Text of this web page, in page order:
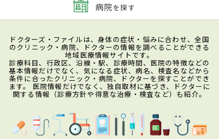
病院を探す
ドクターズ・ファイルは、身体の症状・悩みに合わせ、全国
のクリニック・病院、ドクターの情報を調べることができる
地域医療情報サイトです。
診療科目、行政区、沿線・駅、診療時間、医院の特徴などの
基本情報だけでなく、気になる症状、病名、検査名などから
条件に合ったクリニック・病院、ドクターを探すことができ
ます。 医院情報だけでなく、独自取材に基づき、ドクターに
関する情報（診療方針や得意な治療・検査など）も紹介。